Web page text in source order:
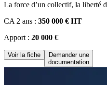
La force d’un collectif, la liberté
CA 2 ans : 350 000 € HT
Apport : 20 000 €
Voir la fiche
Demander une
documentation